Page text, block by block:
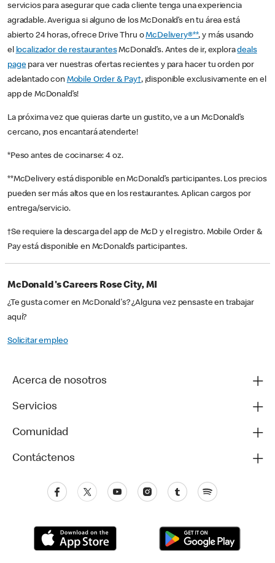
servicios para asegurar que cada cliente tenga una experiencia
agradable. Averigua si alguno de los McDonald’s en tu área está
abierto 24 horas, ofrece Drive Thru oMcDelivery®**, y más usando
el localizador de restaurantesMcDonald’s. Antes de ir, exploradeals
pagepara ver nuestras ofertas recientes y para hacer tu orden por
adelantado con Mobile Order & Pay†, ¡disponible exclusivamente en el
app de McDonald’s!
La próxima vez que quieras darte un gustito, ve a un McDonald’s
cercano, ¡nos encantará atenderte!
*Peso antes de cocinarse: 4 oz.
**McDelivery está disponible en McDonald’s participantes. Los precios
pueden ser más altos que en los restaurantes. Aplican cargos por
entrega/servicio.
†Se requiere la descarga del app de McD y el registro. Mobile Order &
Pay está disponible en McDonald’s participantes.
McDonald's Careers Rose City, MI
¿Te gusta comer en McDonald's? ¿Alguna vez pensaste en trabajar
aquí?
Solicitar empleo
Acerca de nosotros
Servicios
Comunidad
Contáctenos